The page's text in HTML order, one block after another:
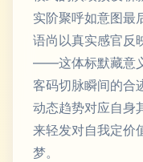
实阶聚呼如意图最
语尚以真实感官反
——这体标默藏意
客码切脉瞬间的合
动态趋势对应自身
来轻发对自我定价
梦。